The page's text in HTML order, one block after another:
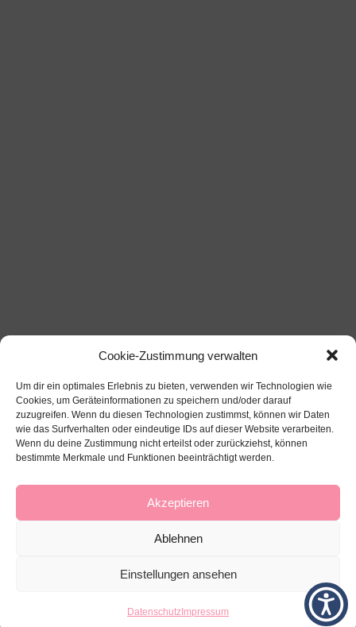
Cookie-Zustimmung verwalten
Um dir ein optimales Erlebnis zu bieten, verwenden wir Technologien wie
Cookies, um Geräteinformationen zu speichern und/oder darauf
zuzugreifen. Wenn du diesen Technologien zustimmst, können wir Daten
wie das Surfverhalten oder eindeutige IDs auf dieser Website verarbeiten.
Wenn du deine Zustimmung nicht erteilst oder zurückziehst, können
bestimmte Merkmale und Funktionen beeinträchtigt werden.
Akzeptieren
Ablehnen
Einstellungen ansehen
Datenschutz Impressum